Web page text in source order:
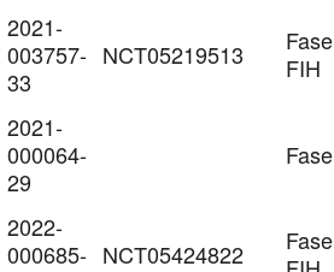
2021-
003757-
33
NCT05219513
FIH
2021-
000064-
29
2022-
000685- NCT05424822